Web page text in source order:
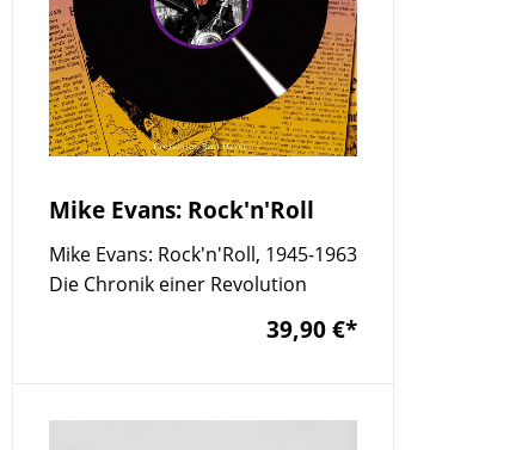
Mike Evans: Rock'n'Roll
Mike Evans: Rock'n'Roll, 1945-1963
Die Chronik einer Revolution
39,90 €*